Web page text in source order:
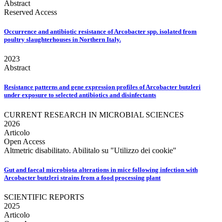
Abstract
Reserved Access
Occurrence and antibiotic resistance of Arcobacter spp. isolated from
poultry slaughterhouses in Northern Italy.
2023
Abstract
Resistance patterns and gene expression profiles of Arcobacter butzleri
under exposure to selected antibiotics and disinfectants
CURRENT RESEARCH IN MICROBIAL SCIENCES
2026
Articolo
Open Access
Altmetric disabilitato. Abilitalo su "Utilizzo dei cookie"
Gut and faecal microbiota alterations in mice following infection with
Arcobacter butzleri strains from a food processing plant
SCIENTIFIC REPORTS
2025
Articolo